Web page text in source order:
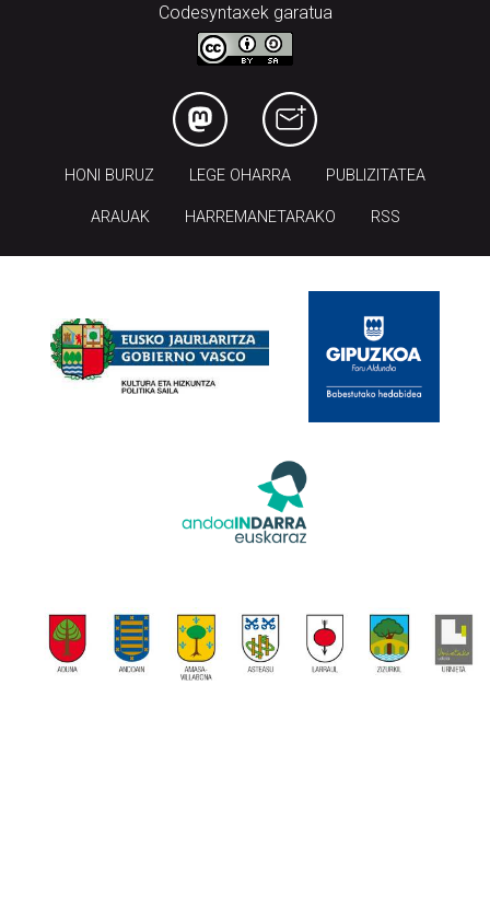
Codesyntaxek garatua
HONI BURUZ LEGE OHARRA PUBLIZITATEA
ARAUAK HARREMANETARAKO RSS